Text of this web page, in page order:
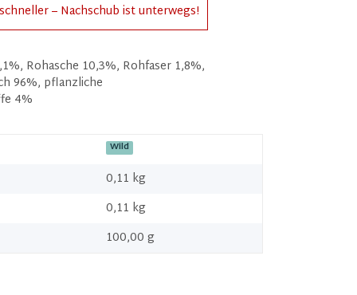
– Nachschub ist unterwegs!
Rohasche 10,3%, Rohfaser 1,8%,
96%, pflanzliche
4%
Wild
0,11 kg
0,11 kg
100,00 g